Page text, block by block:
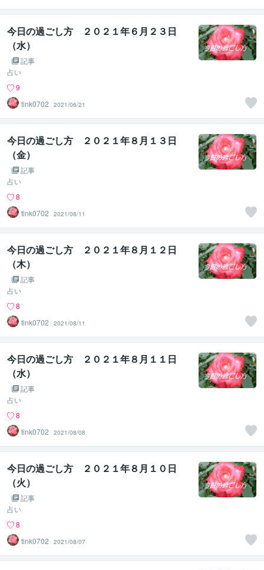
今日の過ごし方 ２０２１年６月２３日
（水）
記事
占い
9
tink0702
2021/06/21
今日の過ごし方 ２０２１年８月１３日
（金）
記事
占い
8
tink0702
2021/08/11
今日の過ごし方 ２０２１年８月１２日
（木）
記事
占い
8
tink0702
2021/08/11
今日の過ごし方 ２０２１年８月１１日
（水）
記事
占い
8
tink0702
2021/08/08
今日の過ごし方 ２０２１年８月１０日
（火）
記事
占い
8
tink0702
2021/08/07